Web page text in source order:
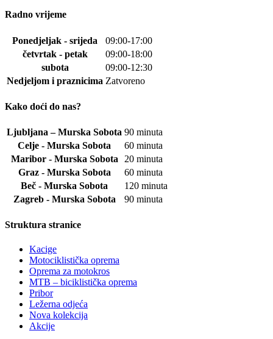
Radno vrijeme
Ponedjeljak - srijeda
09:00-17:00
četvrtak - petak
09:00-18:00
subota
09:00-12:30
Nedjeljom i praznicima Zatvoreno
Kako doći do nas?
Ljubljana – Murska Sobota 90 minuta
Celje - Murska Sobota
60 minuta
Maribor - Murska Sobota
20 minuta
Graz - Murska Sobota
60 minuta
Beč - Murska Sobota
120 minuta
Zagreb - Murska Sobota
90 minuta
Struktura stranice
Kacige
Motociklistička oprema
Oprema za motokros
MTB – biciklistička oprema
Pribor
Ležerna odjeća
Nova kolekcija
Akcije